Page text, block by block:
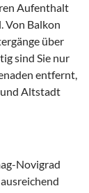
Aufenthalt
Von Balkon
über
sind Sie nur
entfernt,
und Altstadt
Novigrad